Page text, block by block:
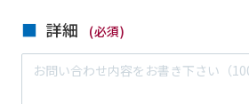
詳細 (必須)